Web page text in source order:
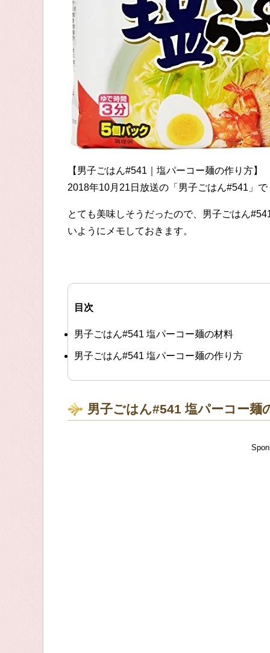
【男子ごはん#541｜塩パーコー麺の作り方】
2018年10月21日放送の「男子ごはん#541」
とても美味しそうだったので、男子ごはん
いようにメモしておきます。
目次
男子ごはん#541 塩パーコー麺の材料
男子ごはん#541 塩パーコー麺の作り方
男子ごはん#541 塩パーコー麺